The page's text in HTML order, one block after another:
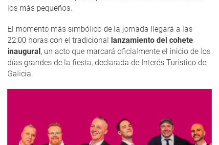
los más pequeños.
El momento más simbólico de la jornada llegará a las
22:00 horas con el tradicional lanzamiento del cohete
inaugural, un acto que marcará oficialmente el inicio de los
días grandes de la fiesta, declarada de Interés Turístico de
Galicia.